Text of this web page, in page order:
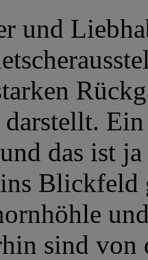
und
das ist
Blickfeld
sind von